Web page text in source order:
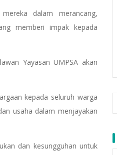
dalam merancang,
memberi impak kepada
Yayasan UMPSA akan
kepada seluruh warga
usaha dalam menjayakan
dan kesungguhan untuk